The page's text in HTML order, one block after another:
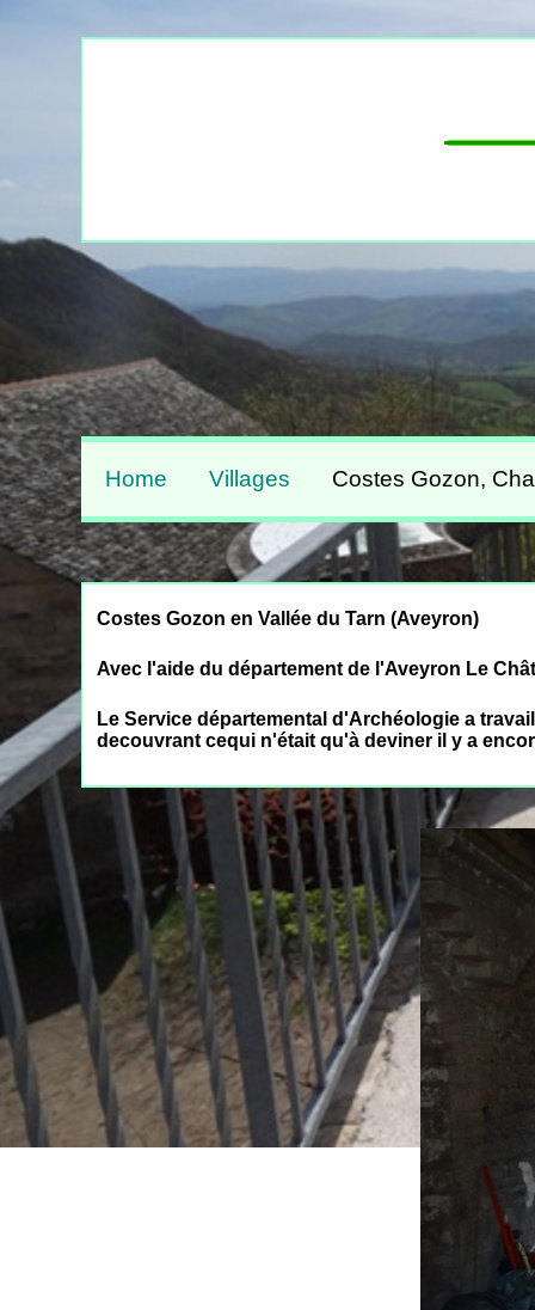
Home Villages Costes Gozon,
Costes Gozon en Vallée du Tarn (Aveyron)
Avec l'aide du département de l'Aveyron Le
Le Service départemental d'Archéologie a
decouvrant cequi n'était qu'à deviner il y a